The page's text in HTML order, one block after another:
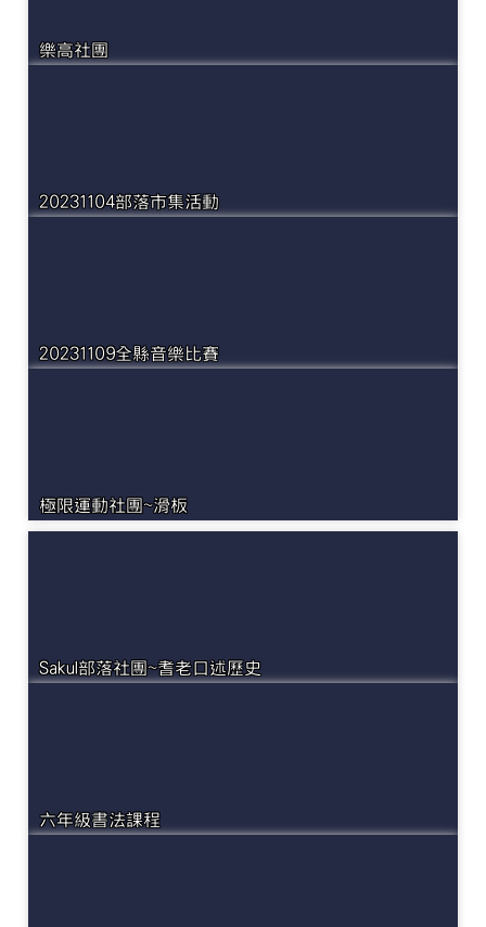
樂高社團
20231104部落市集活動
20231109全縣音樂比賽
極限運動社團~滑板
Sakul部落社團~耆老口述歷史
六年級書法課程